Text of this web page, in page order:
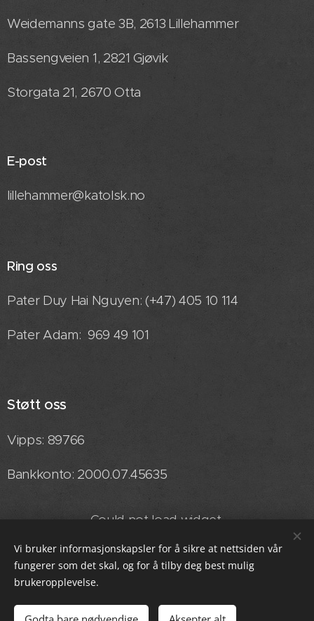
Weidemanns gate 3B, 2613 Lillehammer
Bassengveien 1, 2821 Gjøvik
Storgata 21, 2670 Otta
E-post
lillehammer@katolsk.no
Ring oss
Pater Duy Hai Nguyen: (+47) 405 10 114
Pater Adam: 969 49 101
Støtt oss
Vipps: 89766
Bankkonto: 2000.07.45635
Could not load widget.
Free Back to Top Button Widget
Drevet av
Vi bruker informasjonskapsler for å sikre at nettsiden vår
fungerer som det skal, og for å tilby deg best mulig
brukeropplevelse.